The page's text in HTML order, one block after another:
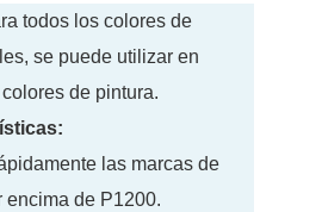
todos los colores de
se puede utilizar en
de pintura.
las marcas de
encima de P1200.